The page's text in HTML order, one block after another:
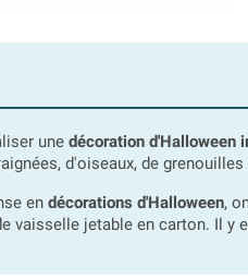
une décoration d'Halloween
d'oiseaux, de
en décorations d'Halloween,
vaisselle jetable en carton. Il y